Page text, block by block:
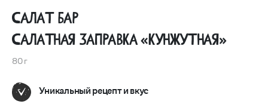
САЛАТ БАР
Салатная заправка «Кунжутная»
80 г
Уникальный рецепт и вкус